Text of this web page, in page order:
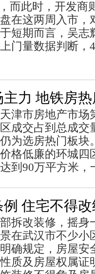
而此时，开发商
在这两周入市，
短期而言，吴志
门量数据判断，
力 地铁房
津市房地产市场
成交占到总成交
为选房热门板块
格低廉的环城四
到90万平方米，
住宅不得
拆改装修，摇身
在武汉市不少小
确规定，房屋安
质及房屋权属证